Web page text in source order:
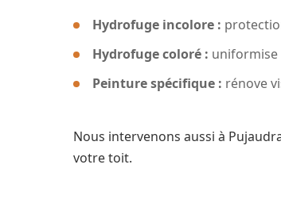
Hydrofuge incolore :
Hydrofuge coloré : uniformise
Peinture spécifique : rénove
Nous intervenons aussi à
votre toit.